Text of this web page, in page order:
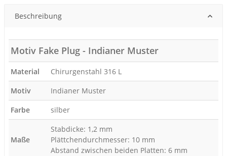
Beschreibung
Motiv Fake Plug - Indianer Muster
Material
Chirurgenstahl 316 L
Motiv
Indianer Muster
Farbe
silber
Maße
Stabdicke: 1,2 mm
Plättchendurchmesser: 10 mm
Abstand zwischen beiden Platten: 6 mm